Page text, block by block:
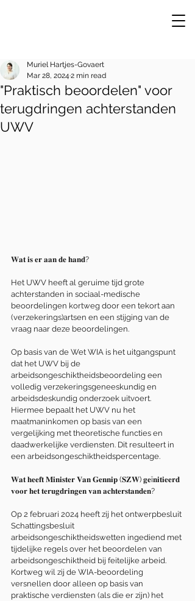
VE R
"Praktisch beoordelen" voor
terugdringen achterstanden
UWV
Muriel Hartjes-Govaert
Mar 28, 2024 2 min read
𝐖𝐚𝐭 𝐢𝐬 𝐞𝐫 𝐚𝐚𝐧 𝐝𝐞 𝐡𝐚𝐧𝐝?
Het UWV heeft al geruime tijd grote
achterstanden in sociaal-medische
beoordelingen kortweg door een tekort aan
(verzekerings)artsen en een stijging van de
vraag naar deze beoordelingen.
Op basis van de Wet WIA is het uitgangspunt
dat het UWV bij de
arbeidsongeschiktheidsbeoordeling een
volledig verzekeringsgeneeskundig en
arbeidsdeskundig onderzoek uitvoert.
Hiermee bepaalt het UWV nu het
maatmaninkomen op basis van een
vergelijking met theoretische functies en
daadwerkelijke verdiensten. Dit resulteert in
een arbeidsongeschiktheidspercentage.
𝐖𝐚𝐭 𝐡𝐞𝐞𝐟𝐭 𝐌𝐢𝐧𝐢𝐬𝐭𝐞𝐫 𝐕𝐚𝐧 𝐆𝐞𝐧𝐧𝐢𝐩 (𝐒𝐙𝐖) 𝐠𝐞ï𝐧𝐢𝐭𝐢𝐞𝐞𝐫𝐝
𝐯𝐨𝐨𝐫 𝐡𝐞𝐭 𝐭𝐞𝐫𝐮𝐠𝐝𝐫𝐢𝐧𝐠𝐞𝐧 𝐯𝐚𝐧 𝐚𝐜𝐡𝐭𝐞𝐫𝐬𝐭𝐚𝐧𝐝𝐞𝐧?
Op 2 februari 2024 heeft zij het ontwerpbesluit
Schattingsbesluit
arbeidsongeschiktheidswetten ingediend met
tijdelijke regels over het beoordelen van
arbeidsongeschiktheid bij feitelijke arbeid.
Kortweg wil zij de WIA-beoordeling
versnellen door alleen op basis van
praktische verdiensten (als die er zijn) het